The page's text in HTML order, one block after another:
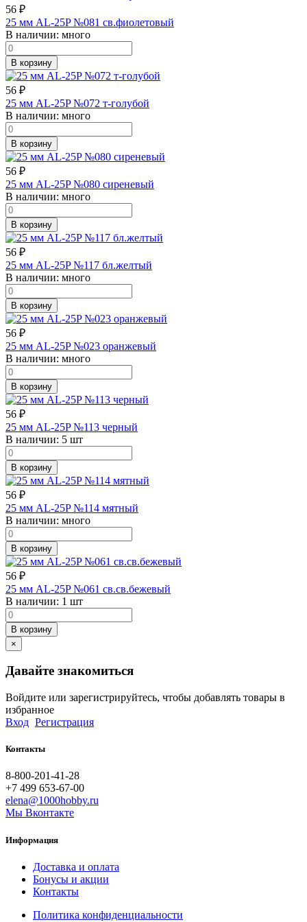
56 ₽
25 мм AL-25P №081 св.фиолетовый
В наличии: много
В корзину
56 ₽
25 мм AL-25P №072 т-голубой
В наличии: много
В корзину
56 ₽
25 мм AL-25P №080 сиреневый
В наличии: много
В корзину
56 ₽
25 мм AL-25P №117 бл.желтый
В наличии: много
В корзину
56 ₽
25 мм AL-25P №023 оранжевый
В наличии: много
В корзину
56 ₽
25 мм AL-25P №113 черный
В наличии: 5 шт
В корзину
56 ₽
25 мм AL-25P №114 мятный
В наличии: много
В корзину
56 ₽
25 мм AL-25P №061 св.св.бежевый
В наличии: 1 шт
В корзину
×
Давайте знакомиться
Войдите или зарегистрируйтесь, чтобы добавлять товары в
избранное
Вход Регистрация
Контакты
8-800-201-41-28
+7 499 653-67-00
elena@1000hobby.ru
Мы Вконтакте
Информация
Доставка и оплата
Бонусы и акции
Контакты
Политика конфиденциальности